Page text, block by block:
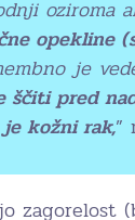
oziroma
opekline
je
ščiti pred
kožni rak,”
zagorelost